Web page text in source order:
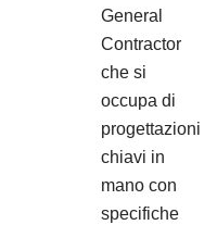
General
Contractor
che si
occupa di
progettazioni
chiavi in
mano con
specifiche